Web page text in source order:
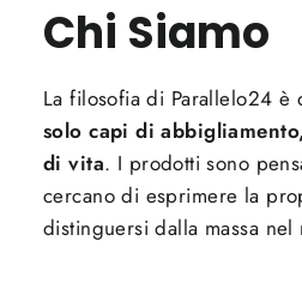
Chi Siamo
La filosofia di Parallelo24 è
solo capi di
di vita. I prodotti sono
cercano di esprimere la
distinguersi dalla massa